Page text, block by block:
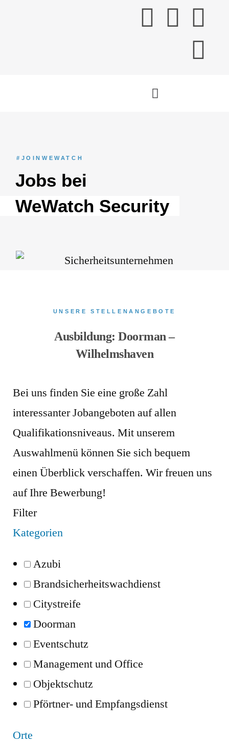
#JOINWEWATCH
Jobs bei
WeWatch Security
UNSERE STELLENANGEBOTE
Ausbildung: Doorman –
Wilhelmshaven
Bei uns finden Sie eine große Zahl
interessanter Jobangeboten auf allen
Qualifikationsniveaus. Mit unserem
Auswahlmenü können Sie sich bequem
einen Überblick verschaffen. Wir freuen uns
auf Ihre Bewerbung!
Filter
Kategorien
Azubi
Brandsicherheitswachdienst
Citystreife
Doorman
Eventschutz
Management und Office
Objektschutz
Pförtner- und Empfangsdienst
Orte